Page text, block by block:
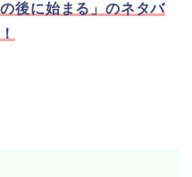
後に始まる」のネタバ